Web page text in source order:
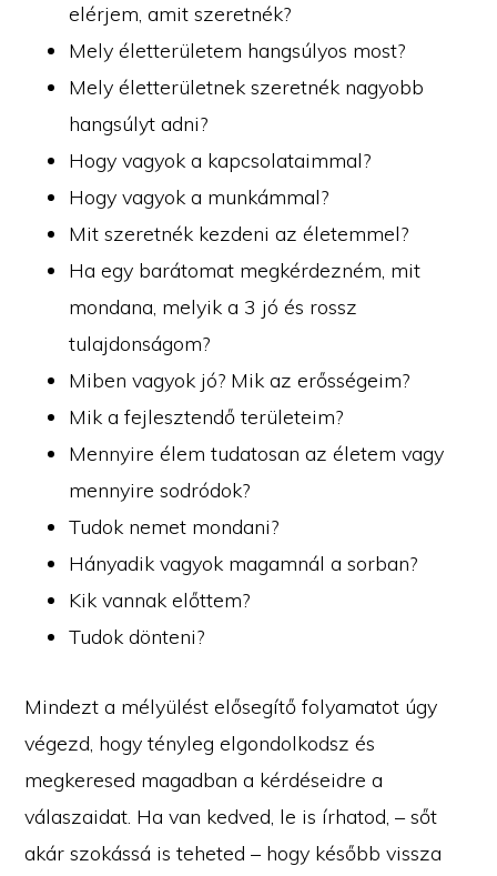
elérjem, amit szeretnék?
Mely életterületem hangsúlyos most?
Mely életterületnek szeretnék nagyobb
hangsúlyt adni?
Hogy vagyok a kapcsolataimmal?
Hogy vagyok a munkámmal?
Mit szeretnék kezdeni az életemmel?
Ha egy barátomat megkérdezném, mit
mondana, melyik a 3 jó és rossz
tulajdonságom?
Miben vagyok jó? Mik az erősségeim?
Mik a fejlesztendő területeim?
Mennyire élem tudatosan az életem vagy
mennyire sodródok?
Tudok nemet mondani?
Hányadik vagyok magamnál a sorban?
Kik vannak előttem?
Tudok dönteni?
Mindezt a mélyülést elősegítő folyamatot úgy
végezd, hogy tényleg elgondolkodsz és
megkeresed magadban a kérdéseidre a
válaszaidat. Ha van kedved, le is írhatod, – sőt
akár szokássá is teheted – hogy később vissza